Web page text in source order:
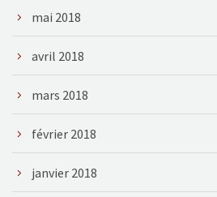
mai 2018
avril 2018
mars 2018
février 2018
janvier 2018